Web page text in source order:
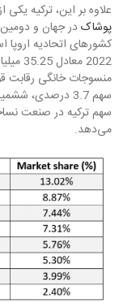
علاوه بر این، ترکیه یکی
پوشاکدر جهان و
کشورهای اتحادیه
2022
منسوجات خانگی رقابت
سهم 3.7 درصدی،
سهم ترکیه در صنعت
می‌دهد.